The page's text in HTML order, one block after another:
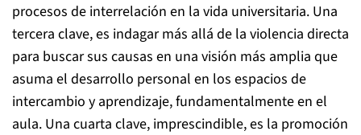
procesos de interrelación en la vida universitaria. Una
tercera clave, es indagar más allá de la violencia directa
para buscar sus causas en una visión más amplia que
asuma el desarrollo personal en los espacios de
intercambio y aprendizaje, fundamentalmente en el
aula. Una cuarta clave, imprescindible, es la promoción